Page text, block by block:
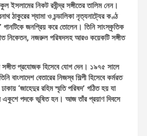
নিকট রবীন্দ্র সঙ্গীতের তালিম নেন।
ঠাকুরের শ্যামা ও চন্ডালিকা নৃত্যনাট্যের কণ্ঠ
গানটিকে জনপ্রিয় করে তোলেন। তিনি সাংস্কৃতিক
নিকেতন, নজরুল পরিষদসহ আরও কয়েকটি সঙ্গীত
সঙ্গীত প্রযোজক হিসেবে যোগ দেন। ১৯৭৫ সালে
বেতারের নিজস্ব শিল্পী হিসেবে কর্মরত
‘জাহেদুর রহিম স্মৃতি পরিষদ’ গঠিত হয় যা
একুশে পদকে ভূষিত হন। আজ তাঁর প্রয়াণ দিবসে